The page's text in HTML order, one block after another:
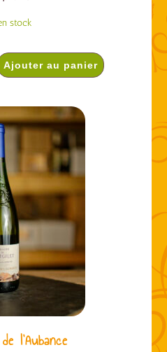
stock
Ajouter au panier
l’Aubance